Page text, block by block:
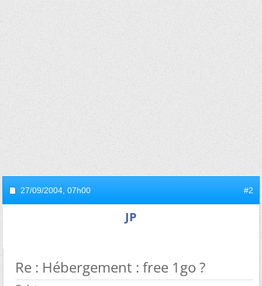
27/09/2004, 07h00 #2
JP
Re : Hébergement : free 1go ?